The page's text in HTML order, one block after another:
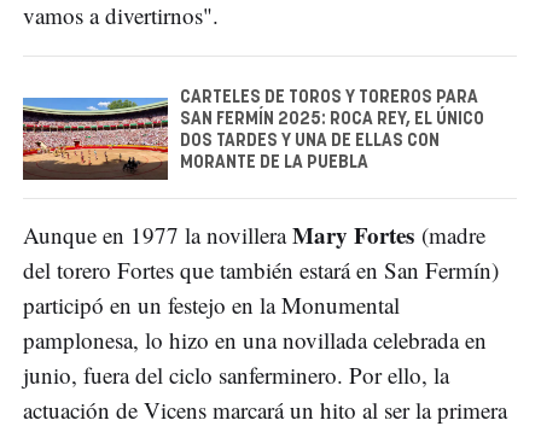
vamos a divertirnos".
CARTELES DE TOROS Y TOREROS PARA
SAN FERMÍN 2025: ROCA REY, EL ÚNICO
DOS TARDES Y UNA DE ELLAS CON
MORANTE DE LA PUEBLA
Aunque en 1977 la novilleraMary Fortes (madre
del torero Fortes que también estará en San Fermín)
participó en un festejo en la Monumental
pamplonesa, lo hizo en una novillada celebrada en
junio, fuera del ciclo sanferminero. Por ello, la
actuación de Vicens marcará un hito al ser la primera